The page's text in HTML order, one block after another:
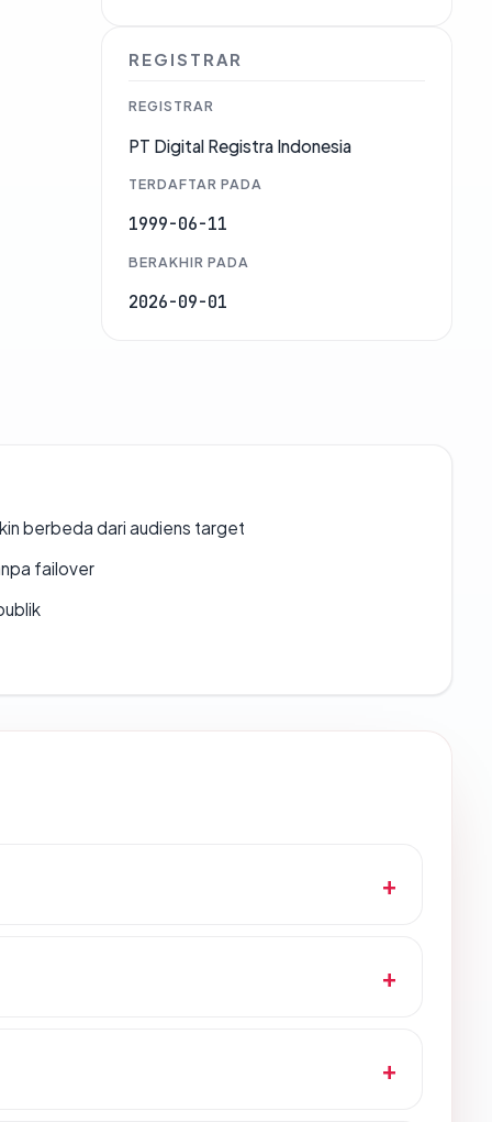
REGISTRAR
REGISTRAR
PT Digital Registra Indonesia
TERDAFTAR PADA
1999-06-11
BERAKHIR PADA
2026-09-01
berbeda dari audiens target
failover